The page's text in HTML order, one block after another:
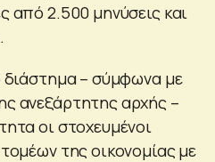
από 2.500 μηνύσεις και
διάστημα – σύμφωνα με
ανεξάρτητης αρχής –
οι στοχευμένοι
της οικονομίας με